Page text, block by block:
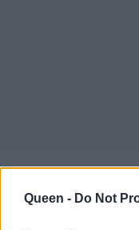
Queen - Do Not